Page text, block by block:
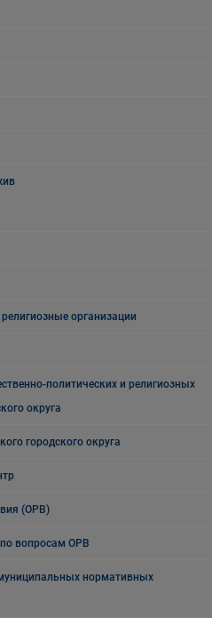
организации
политических и религиозных
округа
городского округа
(ОРВ)
вопросам ОРВ
нормативных